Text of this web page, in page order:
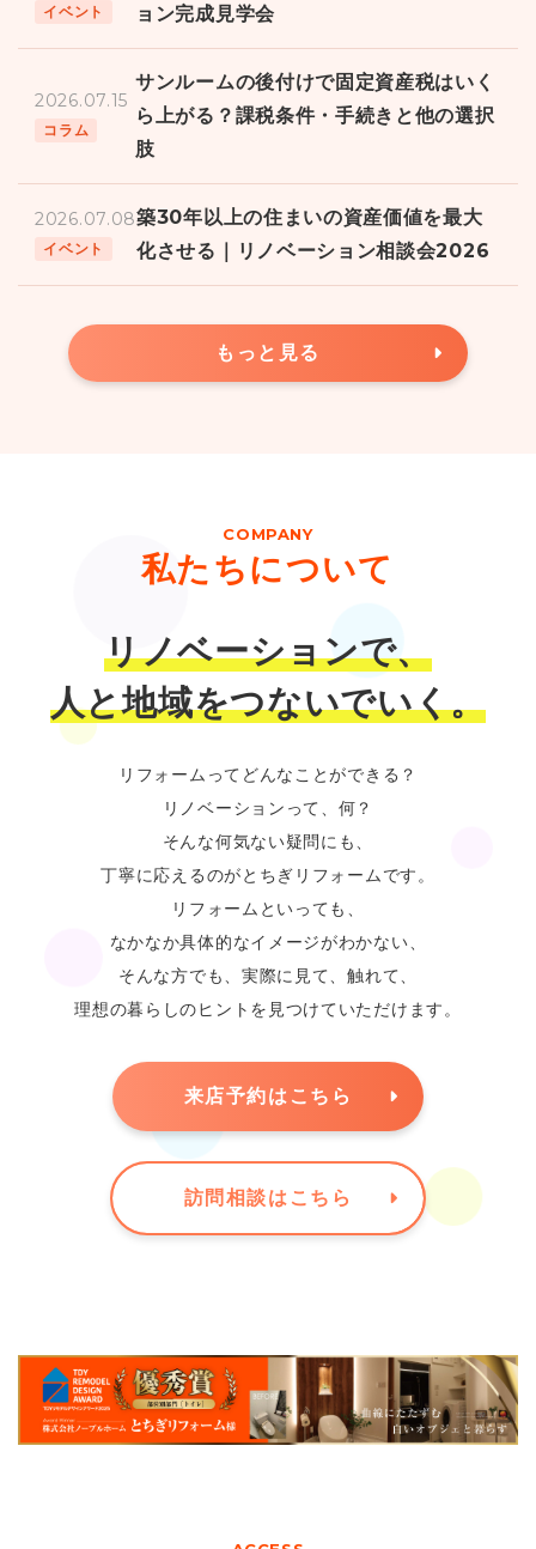
イベント
ョン完成見学会
2026.07.15
コラム
サンルームの後付けで固定資産税はいく
ら上がる？課税条件・手続きと他の選択
肢
2026.07.08
イベント
築30年以上の住まいの資産価値を最大
化させる｜リノベーション相談会2026
もっと見る
COMPANY
私たちについて
リノベーションで、
人と地域をつないでいく。
リフォームってどんなことができる？
リノベーションって、何？
そんな何気ない疑問にも、
丁寧に応えるのがとちぎリフォームです。
リフォームといっても、
なかなか具体的なイメージがわかない、
そんな方でも、実際に見て、触れて、
理想の暮らしのヒントを見つけていただけます。
来店予約はこちら
訪問相談はこちら